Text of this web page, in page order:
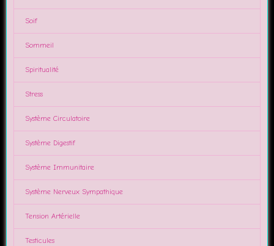
Soif
Sommeil
Spiritualité
Stress
Système Circulatoire
Système Digestif
Système Immunitaire
Système Nerveux Sympathique
Tension Artérielle
Testicules